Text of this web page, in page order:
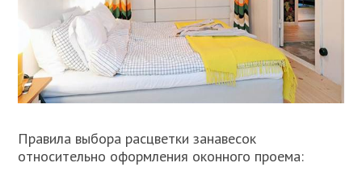
Правила выбора расцветки занавесок
относительно оформления оконного проема: